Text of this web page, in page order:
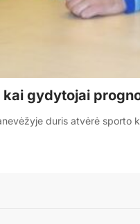
gydytojai
duris atvėrė sporto